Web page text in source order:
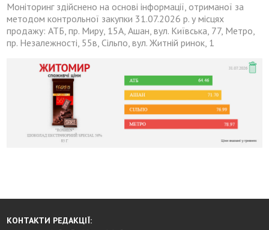
Моніторинг здійснено на основі інформації, отриманої за
методом контрольної закупки 31.07.2026 р. у місцях
продажу: АТБ, пр. Миру, 15А, Ашан, вул. Київська, 77, Метро,
пр. Незалежності, 55в, Сільпо, вул. Житній ринок, 1
КОНТАКТИ РЕДАКЦІЇ: